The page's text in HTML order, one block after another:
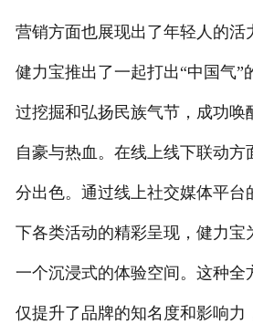
营销方面也展现出了年轻人的活
健力宝推出了一起打出“中国气”
过挖掘和弘扬民族气节，成功唤
自豪与热血。在线上线下联动方
分出色。通过线上社交媒体平台
下各类活动的精彩呈现，健力宝
一个沉浸式的体验空间。这种全
仅提升了品牌的知名度和影响力